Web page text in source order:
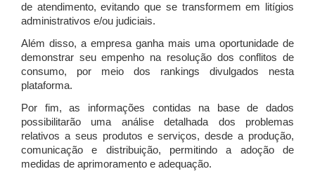
de atendimento, evitando que se transformem em litígios
administrativos e/ou judiciais.
Além disso, a empresa ganha mais uma oportunidade de
demonstrar seu empenho na resolução dos conflitos de
consumo, por meio dos rankings divulgados nesta
plataforma.
Por fim, as informações contidas na base de dados
possibilitarão uma análise detalhada dos problemas
relativos a seus produtos e serviços, desde a produção,
comunicação e distribuição, permitindo a adoção de
medidas de aprimoramento e adequação.